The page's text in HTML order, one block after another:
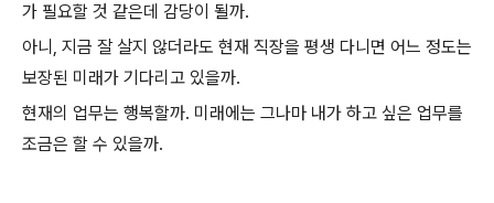
가 필요할 것 같은데 감당이 될까.
아니, 지금 잘 살지 않더라도 현재 직장을 평생 다니면 어느 정도는
보장된 미래가 기다리고 있을까.
현재의 업무는 행복할까. 미래에는 그나마 내가 하고 싶은 업무를
조금은 할 수 있을까.